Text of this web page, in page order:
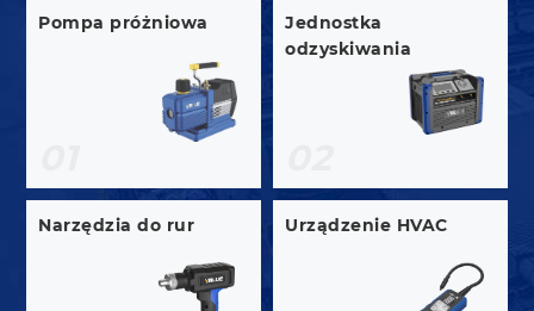
Pompa próżniowa
Jednostka
odzyskiwania
Narzędzia do rur Urządzenie HVAC